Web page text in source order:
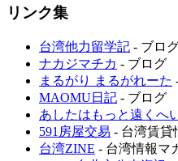
リンク集
台湾他力留学記 - ブロ
ナカジマチカ - ブログ
まるがり まるがれーた
MAOMU日記 - ブログ
あしたはもっと遠くへ
591房屋交易 - 台湾賃貸
台湾ZINE - 台湾情報マ